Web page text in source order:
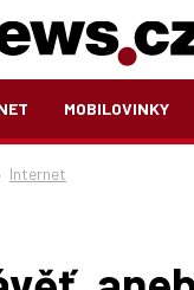
MOBILOVINKY
Internet